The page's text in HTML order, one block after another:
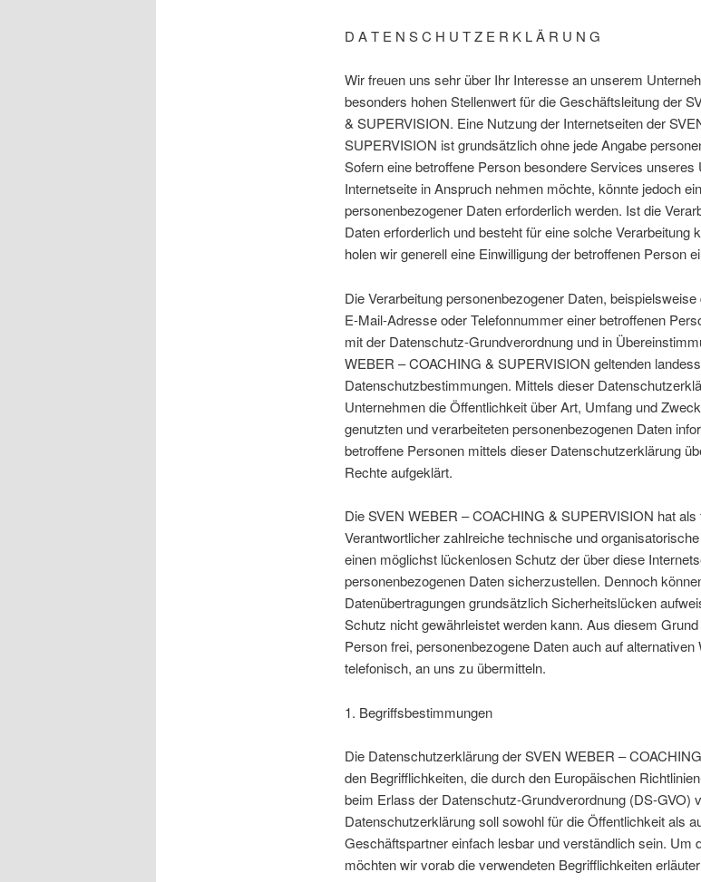
D A T E N S C H U T Z E R K L Ä R U N G
Wir freuen uns sehr über Ihr Interesse an unserem
besonders hohen Stellenwert für die Geschäftsleitung der
& SUPERVISION. Eine Nutzung der Internetseiten der
SUPERVISION ist grundsätzlich ohne jede Angabe
Sofern eine betroffene Person besondere Services
Internetseite in Anspruch nehmen möchte, könnte jedoch
personenbezogener Daten erforderlich werden. Ist die
Daten erforderlich und besteht für eine solche Verarbeitung
holen wir generell eine Einwilligung der betroffenen Person
Die Verarbeitung personenbezogener Daten,
E-Mail-Adresse oder Telefonnummer einer betroffenen
mit der Datenschutz-Grundverordnung und in
WEBER – COACHING & SUPERVISION geltenden
Datenschutzbestimmungen. Mittels dieser
Unternehmen die Öffentlichkeit über Art, Umfang und
genutzten und verarbeiteten personenbezogenen Daten
betroffene Personen mittels dieser Datenschutzerklärung
Rechte aufgeklärt.
Die SVEN WEBER – COACHING & SUPERVISION hat als
Verantwortlicher zahlreiche technische und
einen möglichst lückenlosen Schutz der über diese
personenbezogenen Daten sicherzustellen. Dennoch
Datenübertragungen grundsätzlich Sicherheitslücken
Schutz nicht gewährleistet werden kann. Aus diesem
Person frei, personenbezogene Daten auch auf
telefonisch, an uns zu übermitteln.
1. Begriffsbestimmungen
Die Datenschutzerklärung der SVEN WEBER –
den Begrifflichkeiten, die durch den Europäischen
beim Erlass der Datenschutz-Grundverordnung (DS-GVO)
Datenschutzerklärung soll sowohl für die Öffentlichkeit als
Geschäftspartner einfach lesbar und verständlich sein. Um
möchten wir vorab die verwendeten Begrifflichkeiten